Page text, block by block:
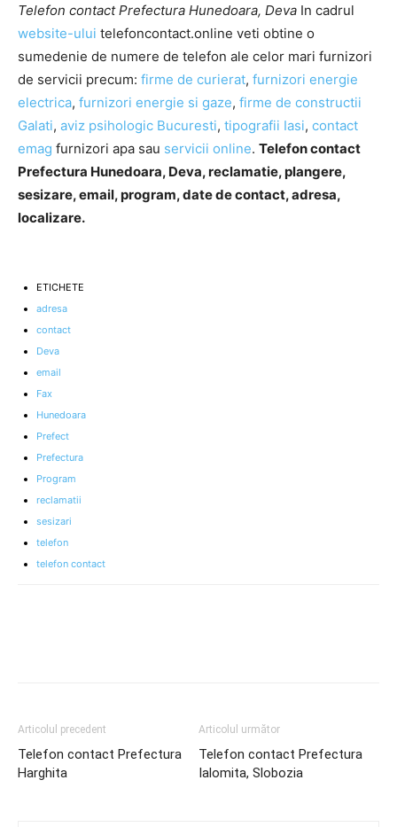
Telefon contact Prefectura Hunedoara, Deva In cadrul
website-ului telefoncontact.online veti obtine o
sumedenie de numere de telefon ale celor mari furnizori
de servicii precum: firme de curierat, furnizori energie
electrica, furnizori energie si gaze, firme de constructii
Galati, aviz psihologic Bucuresti, tipografii Iasi, contact
emag furnizori apa sau servicii online. Telefon contact
Prefectura Hunedoara, Deva, reclamatie, plangere,
sesizare, email, program, date de contact, adresa,
localizare.
ETICHETE
adresa
contact
Deva
email
Fax
Hunedoara
Prefect
Prefectura
Program
reclamatii
sesizari
telefon
telefon contact
Articolul precedent
Telefon contact Prefectura
Harghita
Articolul următor
Telefon contact Prefectura
Ialomita, Slobozia